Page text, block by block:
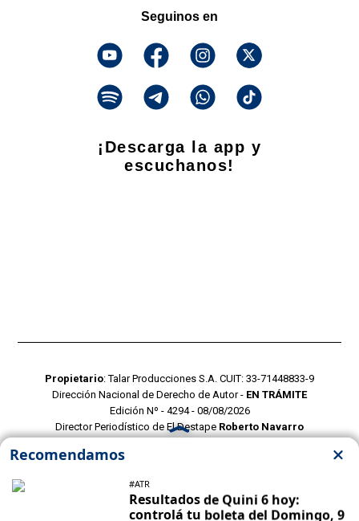
Seguinos en
¡Descarga la app y
escuchanos!
Propietario: Talar Producciones S.A. CUIT: 33-71448833-9
Dirección Nacional de Derecho de Autor - EN TRÁMITE
Edición Nº - 4294 - 08/08/2026
Director Periodístico de El Destape Roberto Navarro
POLITICAS DE PRIVACIDAD
CONTACTO COMERCIAL